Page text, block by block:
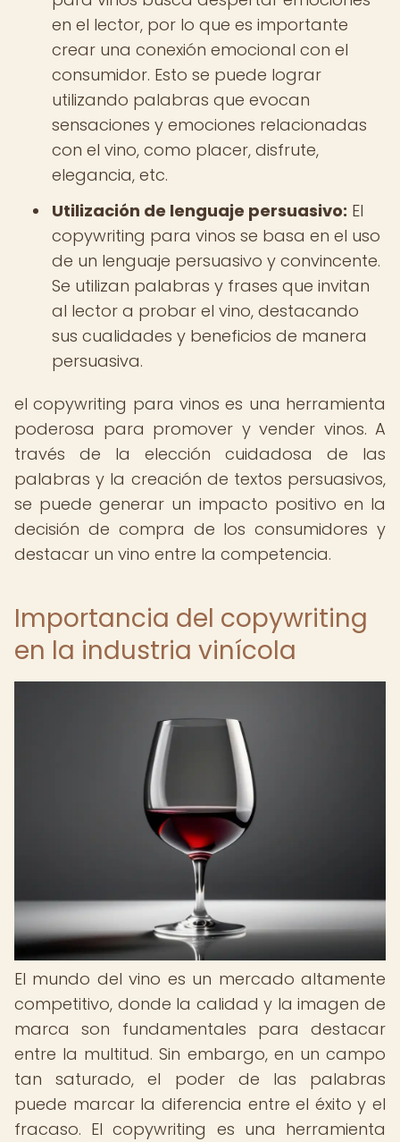
en el lector, por lo que es importante
crear una conexión emocional con el
consumidor. Esto se puede lograr
utilizando palabras que evocan
sensaciones y emociones relacionadas
con el vino, como placer, disfrute,
elegancia, etc.
Utilización de lenguaje persuasivo: El
copywriting para vinos se basa en el uso
de un lenguaje persuasivo y convincente.
Se utilizan palabras y frases que invitan
al lector a probar el vino, destacando
sus cualidades y beneficios de manera
persuasiva.
el copywriting para vinos es una herramienta
poderosa para promover y vender vinos. A
través de la elección cuidadosa de las
palabras y la creación de textos persuasivos,
se puede generar un impacto positivo en la
decisión de compra de los consumidores y
destacar un vino entre la competencia.
Importancia del copywriting
en la industria vinícola
El mundo del vino es un mercado altamente
competitivo, donde la calidad y la imagen de
marca son fundamentales para destacar
entre la multitud. Sin embargo, en un campo
tan saturado, el poder de las palabras
puede marcar la diferencia entre el éxito y el
fracaso. El copywriting es una herramienta